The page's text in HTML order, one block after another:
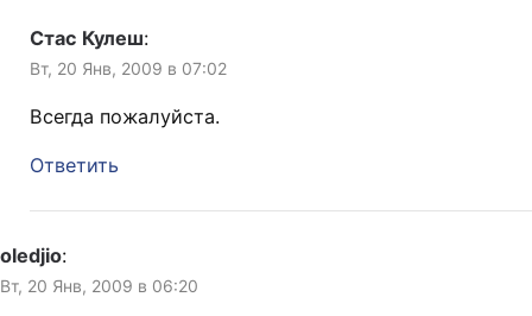
Стас Кулеш:
Вт, 20 Янв, 2009 в 07:02
Всегда пожалуйста.
Ответить
oledjio:
Вт, 20 Янв, 2009 в 06:20